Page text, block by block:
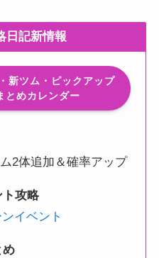
日記新情報
新ツム・ピックアップ
とめカレンダー
2体追加＆確率アップ
攻略
イベント
め